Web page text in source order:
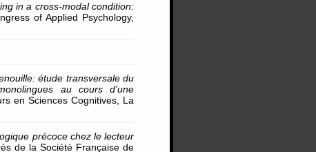
in a cross-modal condition:
of Applied Psychology,
étude transversale du
au cours d'une
en Sciences Cognitives, La
précoce chez le lecteur
de la Société Française de